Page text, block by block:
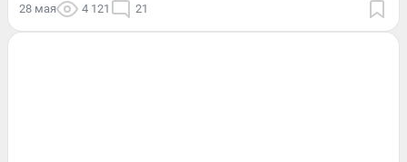
28 мая 4 121 21